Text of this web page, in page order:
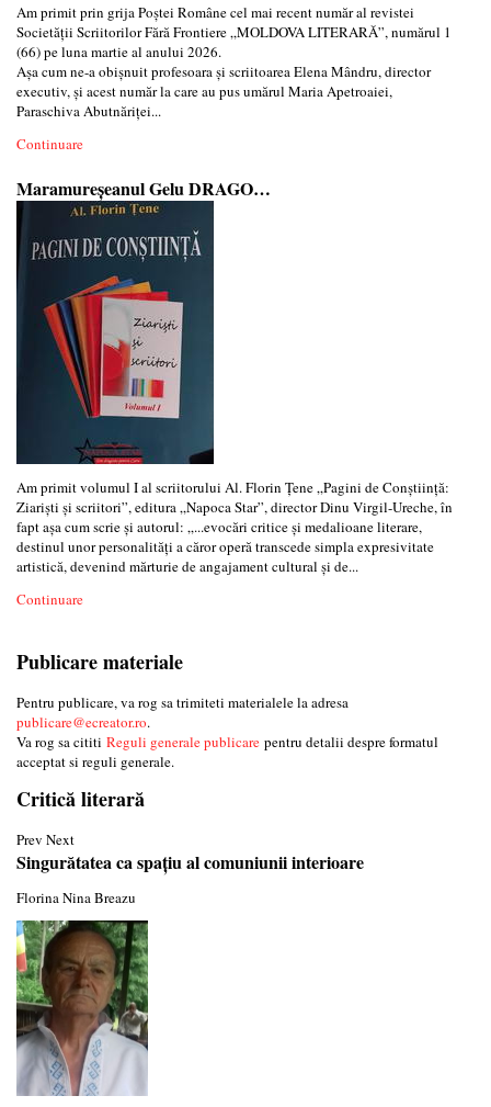
Am primit prin grija Poștei Române cel mai recent număr al revistei
Societății Scriitorilor Fără Frontiere „MOLDOVA LITERARĂ”, numărul 1
(66) pe luna martie al anului 2026.
Așa cum ne-a obișnuit profesoara și scriitoarea Elena Mândru, director
executiv, și acest număr la care au pus umărul Maria Apetroaiei,
Paraschiva Abutnăriței...
Continuare
Maramureșeanul Gelu DRAGO…
Am primit volumul I al scriitorului Al. Florin Țene „Pagini de Conștiință:
Ziariști și scriitori”, editura „Napoca Star”, director Dinu Virgil-Ureche, în
fapt așa cum scrie și autorul: „...evocări critice și medalioane literare,
destinul unor personalități a căror operă transcede simpla expresivitate
artistică, devenind mărturie de angajament cultural și de...
Continuare
Publicare materiale
Pentru publicare, va rog sa trimiteti materialele la adresa
publicare@ecreator.ro.
Va rog sa cititi Reguli generale publicare pentru detalii despre formatul
acceptat si reguli generale.
Critică literară
Prev Next
Singurătatea ca spațiu al comuniunii interioare
Florina Nina Breazu